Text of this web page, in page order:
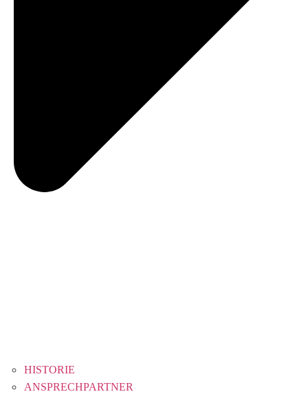
HISTORIE
ANSPRECHPARTNER